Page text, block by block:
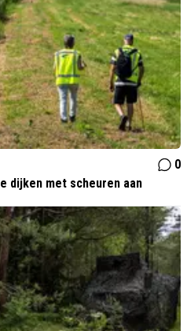
0
dijken met scheuren aan